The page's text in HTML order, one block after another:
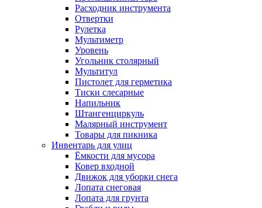
Расходник инструмента
Отвертки
Рулетка
Мультиметр
Уровень
Угольник столярный
Мультитул
Пистолет для герметика
Тиски слесарные
Напильник
Штангенциркуль
Малярный инструмент
Товары для пикника
Инвентарь для улиц
Ёмкости для мусора
Ковер входной
Движок для уборки снега
Лопата снеговая
Лопата для грунта